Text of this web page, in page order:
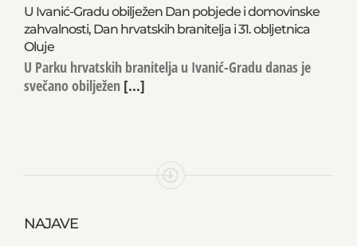
U Ivanić-Gradu obilježen Dan pobjede i domovinske
zahvalnosti, Dan hrvatskih branitelja i 31. obljetnica
Oluje
U Parku hrvatskih branitelja u Ivanić-Gradu danas je
svečano obilježen [...]
NAJAVE